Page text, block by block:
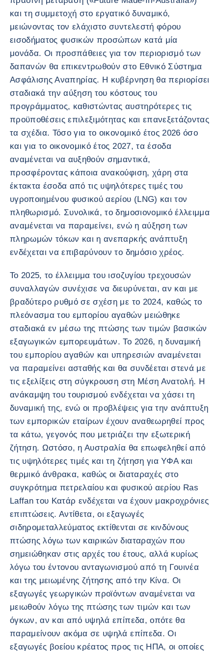
και τη συμμετοχή στο εργατικό δυναμικό,
μειώνοντας τον ελάχιστο συντελεστή φόρου
εισοδήματος φυσικών προσώπων κατά μία
μονάδα. Οι προσπάθειες για τον περιορισμό των
δαπανών θα επικεντρωθούν στο Εθνικό Σύστημα
Ασφάλισης Αναπηρίας. Η κυβέρνηση θα περιορίσει
σταδιακά την αύξηση του κόστους του
προγράμματος, καθιστώντας αυστηρότερες τις
προϋποθέσεις επιλεξιμότητας και επανεξετάζοντας
τα σχέδια. Τόσο για το οικονομικό έτος 2026 όσο
και για το οικονομικό έτος 2027, τα έσοδα
αναμένεται να αυξηθούν σημαντικά,
προσφέροντας κάποια ανακούφιση, χάρη στα
έκτακτα έσοδα από τις υψηλότερες τιμές του
υγροποιημένου φυσικού αερίου (LNG) και τον
πληθωρισμό. Συνολικά, το δημοσιονομικό έλλειμμα
αναμένεται να παραμείνει, ενώ η αύξηση των
πληρωμών τόκων και η ανεπαρκής ανάπτυξη
ενδέχεται να επιβαρύνουν το δημόσιο χρέος.
Το 2025, το έλλειμμα του ισοζυγίου τρεχουσών
συναλλαγών συνέχισε να διευρύνεται, αν και με
βραδύτερο ρυθμό σε σχέση με το 2024, καθώς το
πλεόνασμα του εμπορίου αγαθών μειώθηκε
σταδιακά εν μέσω της πτώσης των τιμών βασικών
εξαγωγικών εμπορευμάτων. Το 2026, η δυναμική
του εμπορίου αγαθών και υπηρεσιών αναμένεται
να παραμείνει ασταθής και θα συνδέεται στενά με
τις εξελίξεις στη σύγκρουση στη Μέση Ανατολή. Η
ανάκαμψη του τουρισμού ενδέχεται να χάσει τη
δυναμική της, ενώ οι προβλέψεις για την ανάπτυξη
των εμπορικών εταίρων έχουν αναθεωρηθεί προς
τα κάτω, γεγονός που μετριάζει την εξωτερική
ζήτηση. Ωστόσο, η Αυστραλία θα επωφεληθεί από
τις υψηλότερες τιμές και τη ζήτηση για ΥΦΑ και
θερμικό άνθρακα, καθώς οι διαταραχές στο
συγκρότημα πετρελαίου και φυσικού αερίου Ras
Laffan του Κατάρ ενδέχεται να έχουν μακροχρόνιες
επιπτώσεις. Αντίθετα, οι εξαγωγές
σιδηρομεταλλεύματος εκτίθενται σε κινδύνους
πτώσης λόγω των καιρικών διαταραχών που
σημειώθηκαν στις αρχές του έτους, αλλά κυρίως
λόγω του έντονου ανταγωνισμού από τη Γουινέα
και της μειωμένης ζήτησης από την Κίνα. Οι
εξαγωγές γεωργικών προϊόντων αναμένεται να
μειωθούν λόγω της πτώσης των τιμών και των
όγκων, αν και από υψηλά επίπεδα, οπότε θα
παραμείνουν ακόμα σε υψηλά επίπεδα. Οι
εξαγωγές βοείου κρέατος προς τις ΗΠΑ, οι οποίες